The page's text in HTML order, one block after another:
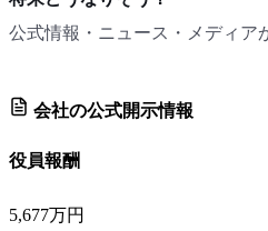
公式情報・ニュース・メディア
会社の公式開示情報
役員報酬
5,677万円